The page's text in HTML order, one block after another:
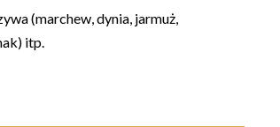
(marchew, dynia, jarmuż,
itp.